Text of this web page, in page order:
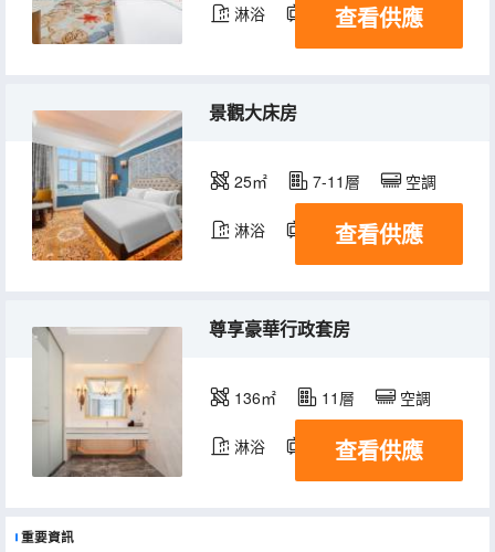
淋浴 電視機
查看供應
景觀大床房
25㎡ 7-11層 空調
淋浴 電視機
查看供應
尊享豪華行政套房
136㎡ 11層 空調
淋浴 電視機
查看供應
重要資訊